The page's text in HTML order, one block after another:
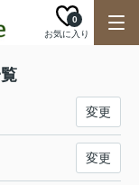
お気に入り
0
変更
変更